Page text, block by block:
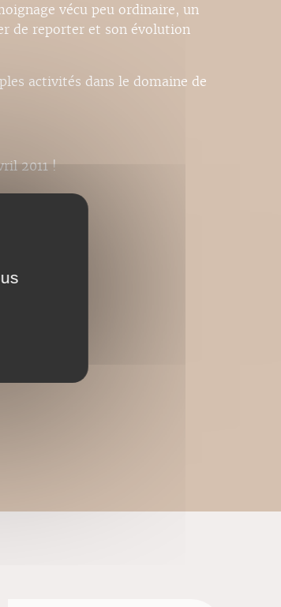
vécu peu ordinaire, un
de reporter et son évolution
activités dans le domaine de
2011 !